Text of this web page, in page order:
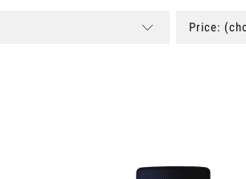
Price: